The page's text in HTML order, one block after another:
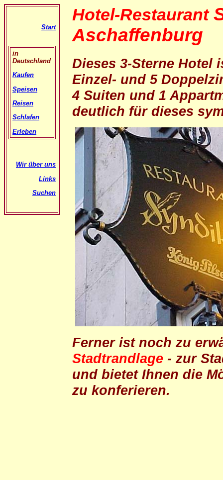
Start
in
Deutschland
Kaufen
Speisen
Reisen
Schlafen
Erleben
Wir über uns
Links
Suchen
Hotel-Restaurant
Aschaffenburg
Dieses 3-Sterne Hotel
Einzel- und 5
4 Suiten und 1
deutlich für dieses
Ferner ist noch zu
Stadtrandlage - zur
und bietet Ihnen die
zu konferieren.